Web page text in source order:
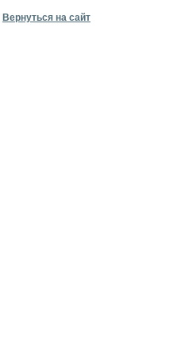
Вернуться на сайт